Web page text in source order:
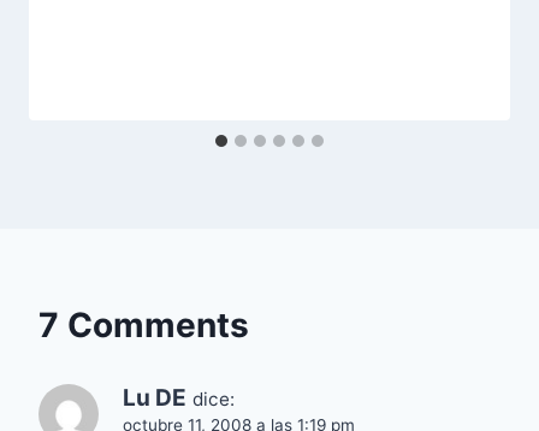
7 Comments
Lu DE dice:
octubre 11, 2008 a las 1:19 pm